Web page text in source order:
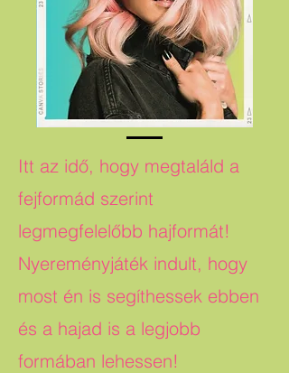
Itt az idő, hogy megtaláld a
fejformád szerint
legmegfelelőbb hajformát!
Nyereményjáték indult, hogy
most én is segíthessek ebben
és a hajad is a legjobb
formában lehessen!